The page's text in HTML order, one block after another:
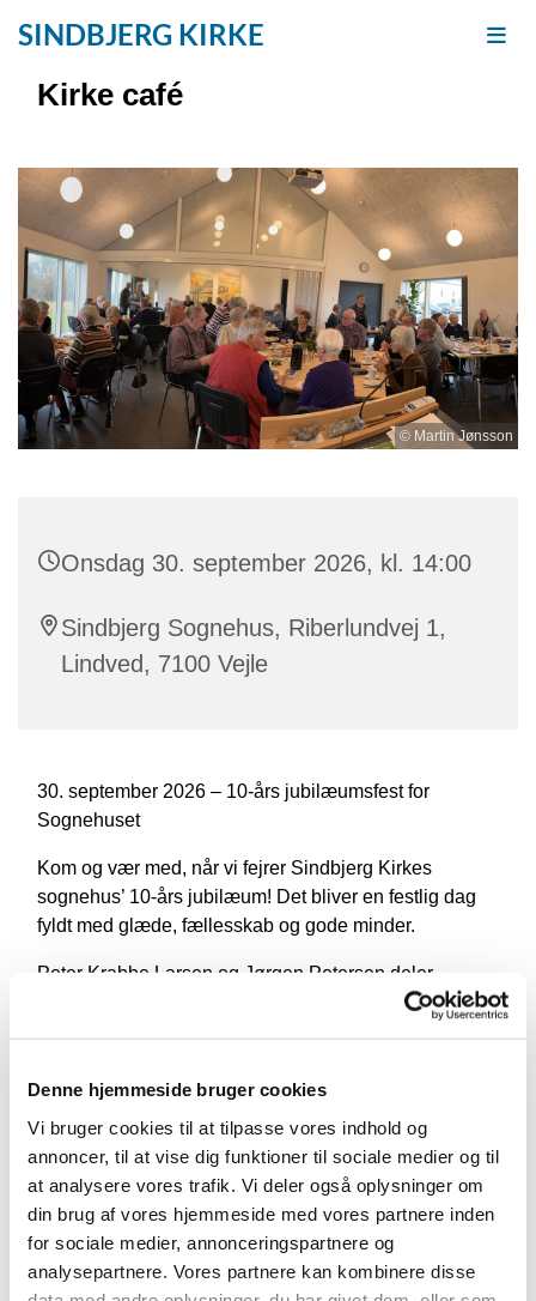
Denne hjemmeside bruger cookies
Vi bruger cookies til at tilpasse vores indhold og
annoncer, til at vise dig funktioner til sociale medier og til
at analysere vores trafik. Vi deler også oplysninger om
din brug af vores hjemmeside med vores partnere inden
for sociale medier, annonceringspartnere og
analysepartnere. Vores partnere kan kombinere disse
SINDBJERG KIRKE
Kirke café
© Martin Jønsson
Onsdag 30. september 2026, kl. 14:00
Sindbjerg Sognehus, Riberlundvej 1,
Lindved, 7100 Vejle
30. september 2026 – 10-års jubilæumsfest for
Sognehuset
Kom og vær med, når vi fejrer Sindbjerg Kirkes
sognehus’ 10-års jubilæum! Det bliver en festlig dag
fyldt med glæde, fællesskab og gode minder.
Peter Krabbe Larsen og Jørgen Petersen deler
underholdende og sjove historier fra dengang,
de første idéer, de mange ildsjæle og de oplevelser,
der har været med til at gøre sognehuset til det
levende og betydningsfulde sted, det er i dag.
Vi glæder os til at fejre dagen sammen med jer – det
bliver både festligt, hyggeligt og fuld af smil!